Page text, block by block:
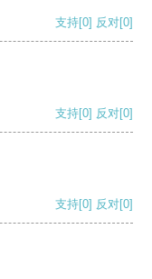
支持[0] 反对[0]
支持[0] 反对[0]
支持[0] 反对[0]